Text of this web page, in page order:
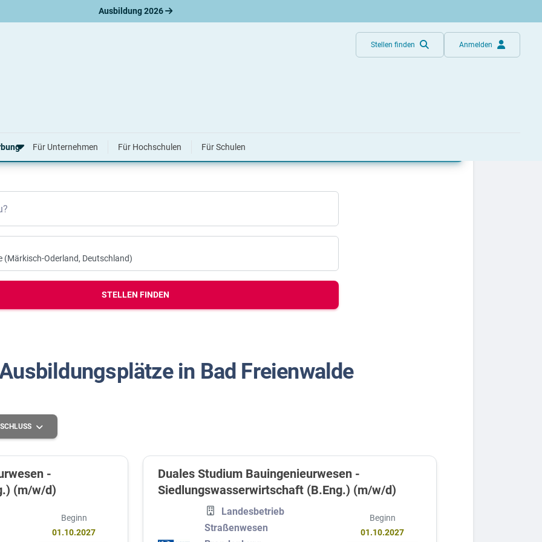
Ausbildung 2026
Stellen finden Anmelden
Bewerbung
Check
Für Unternehmen Für Hochschulen Für Schulen
STELLEN FINDEN
in Bad Freienwalde
Schulbildung
Mittlere Schulbildung
Grundlegende Schulbildung
-
(m/w/d)
Beginn
01.10.2027
Duales Studium Bauingenieurwesen -
Siedlungswasserwirtschaft (B.Eng.) (m/w/d)
Landesbetrieb
Straßenwesen
Beginn
01.10.2027